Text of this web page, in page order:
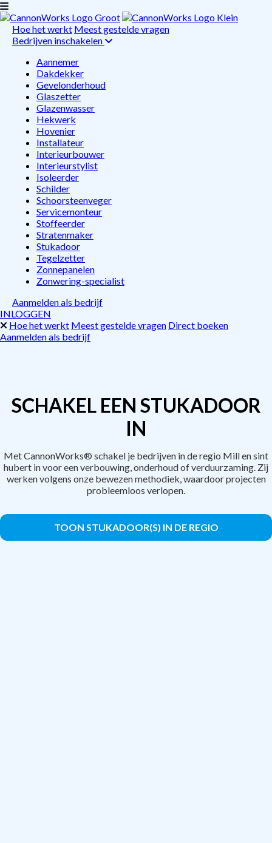
Hoe het werkt Meest gestelde vragen
Bedrijven inschakelen
Aannemer
Dakdekker
Gevelonderhoud
Glaszetter
Glazenwasser
Hekwerk
Hovenier
Installateur
Interieurbouwer
Interieurstylist
Isoleerder
Schilder
Schoorsteenveger
Servicemonteur
Stoffeerder
Stratenmaker
Stukadoor
Tegelzetter
Zonnepanelen
Zonwering-specialist
Aanmelden als bedrijf
INLOGGEN
Hoe het werkt Meest gestelde vragen Direct boeken
Aanmelden als bedrijf
SCHAKEL EEN STUKADOOR
IN
Met CannonWorks® schakel je bedrijven in de regio Mill en sint
hubert in voor een verbouwing, onderhoud of verduurzaming. Zij
werken volgens onze bewezen methodiek, waardoor projecten
probleemloos verlopen.
TOON STUKADOOR(S) IN DE REGIO